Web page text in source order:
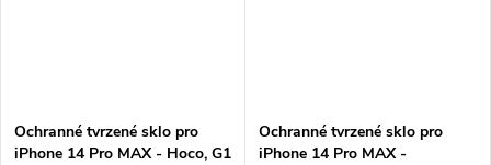
Ochranné tvrzené sklo pro
iPhone 14 Pro MAX - Hoco, G1
Ochranné tvrzené sklo pro
iPhone 14 Pro MAX -